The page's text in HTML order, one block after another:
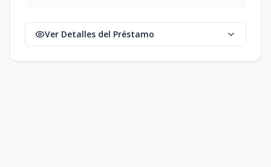
Ver Detalles del Préstamo